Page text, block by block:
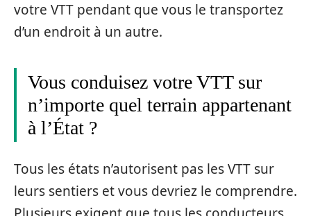
votre VTT pendant que vous le transportez
d’un endroit à un autre.
Vous conduisez votre VTT sur
n’importe quel terrain appartenant
à l’État ?
Tous les états n’autorisent pas les VTT sur
leurs sentiers et vous devriez le comprendre.